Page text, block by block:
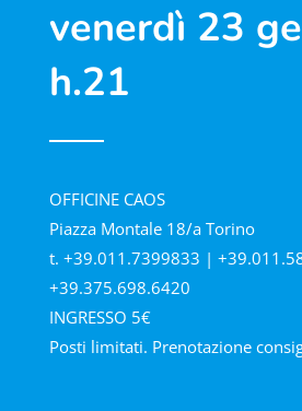
venerdì 23
h.21
OFFICINE CAOS
Piazza Montale 18/a Torino
t. +39.011.7399833 |
+39.375.698.6420
INGRESSO 5€
Posti limitati. Prenotazione